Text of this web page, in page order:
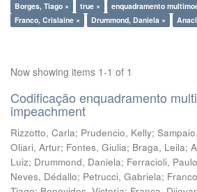
Borges, Tiago ×
true ×
enquadramento
Franco, Crislaine ×
Drummond, Daniela ×
Now showing items 1-1 of 1
Codificação enquadramento
impeachment
Rizzotto, Carla; Prudencio, Kelly;
Oliari, Artur; Fontes, Giulia; Braga, Leila;
Luiz; Drummond, Daniela; Ferracioli, Paulo
Neves, Dédallo; Petrucci, Gabriela;